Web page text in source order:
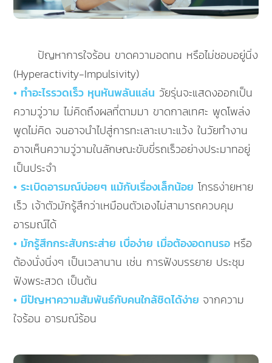
ปัญหาการใจร้อน ขาดความอดทน หรือไม่ชอบอยู่นิ่ง
(Hyperactivity-Impulsivity)
• ทำอะไรรวดเร็ว หุนหันพลันแล่น วัยรุ่นจะแสดงออกเป็น
ความวู่วาม ไม่คิดถึงผลที่ตามมา ขาดกาลเทศะ พูดโพล่ง
พูดไม่คิด จนอาจนำไปสู่การทะเลาะเบาะแว้ง ในวัยทำงาน
อาจเห็นความวู่วามในลักษณะขับขี่รถเร็วอย่างประมาทอยู่
เป็นประจำ
• ระเบิดอารมณ์บ่อยๆ แม้กับเรื่องเล็กน้อย โกรธง่ายหาย
เร็ว เจ้าตัวมักรู้สึกว่าเหมือนตัวเองไม่สามารถควบคุม
อารมณ์ได้
• มักรู้สึกกระสับกระส่าย เบื่อง่าย เมื่อต้องอดทนรอ หรือ
ต้องนั่งนิ่งๆ เป็นเวลานาน เช่น การฟังบรรยาย ประชุม
ฟังพระสวด เป็นต้น
• มีปัญหาความสัมพันธ์กับคนใกล้ชิดได้ง่าย จากความ
ใจร้อน อารมณ์ร้อน